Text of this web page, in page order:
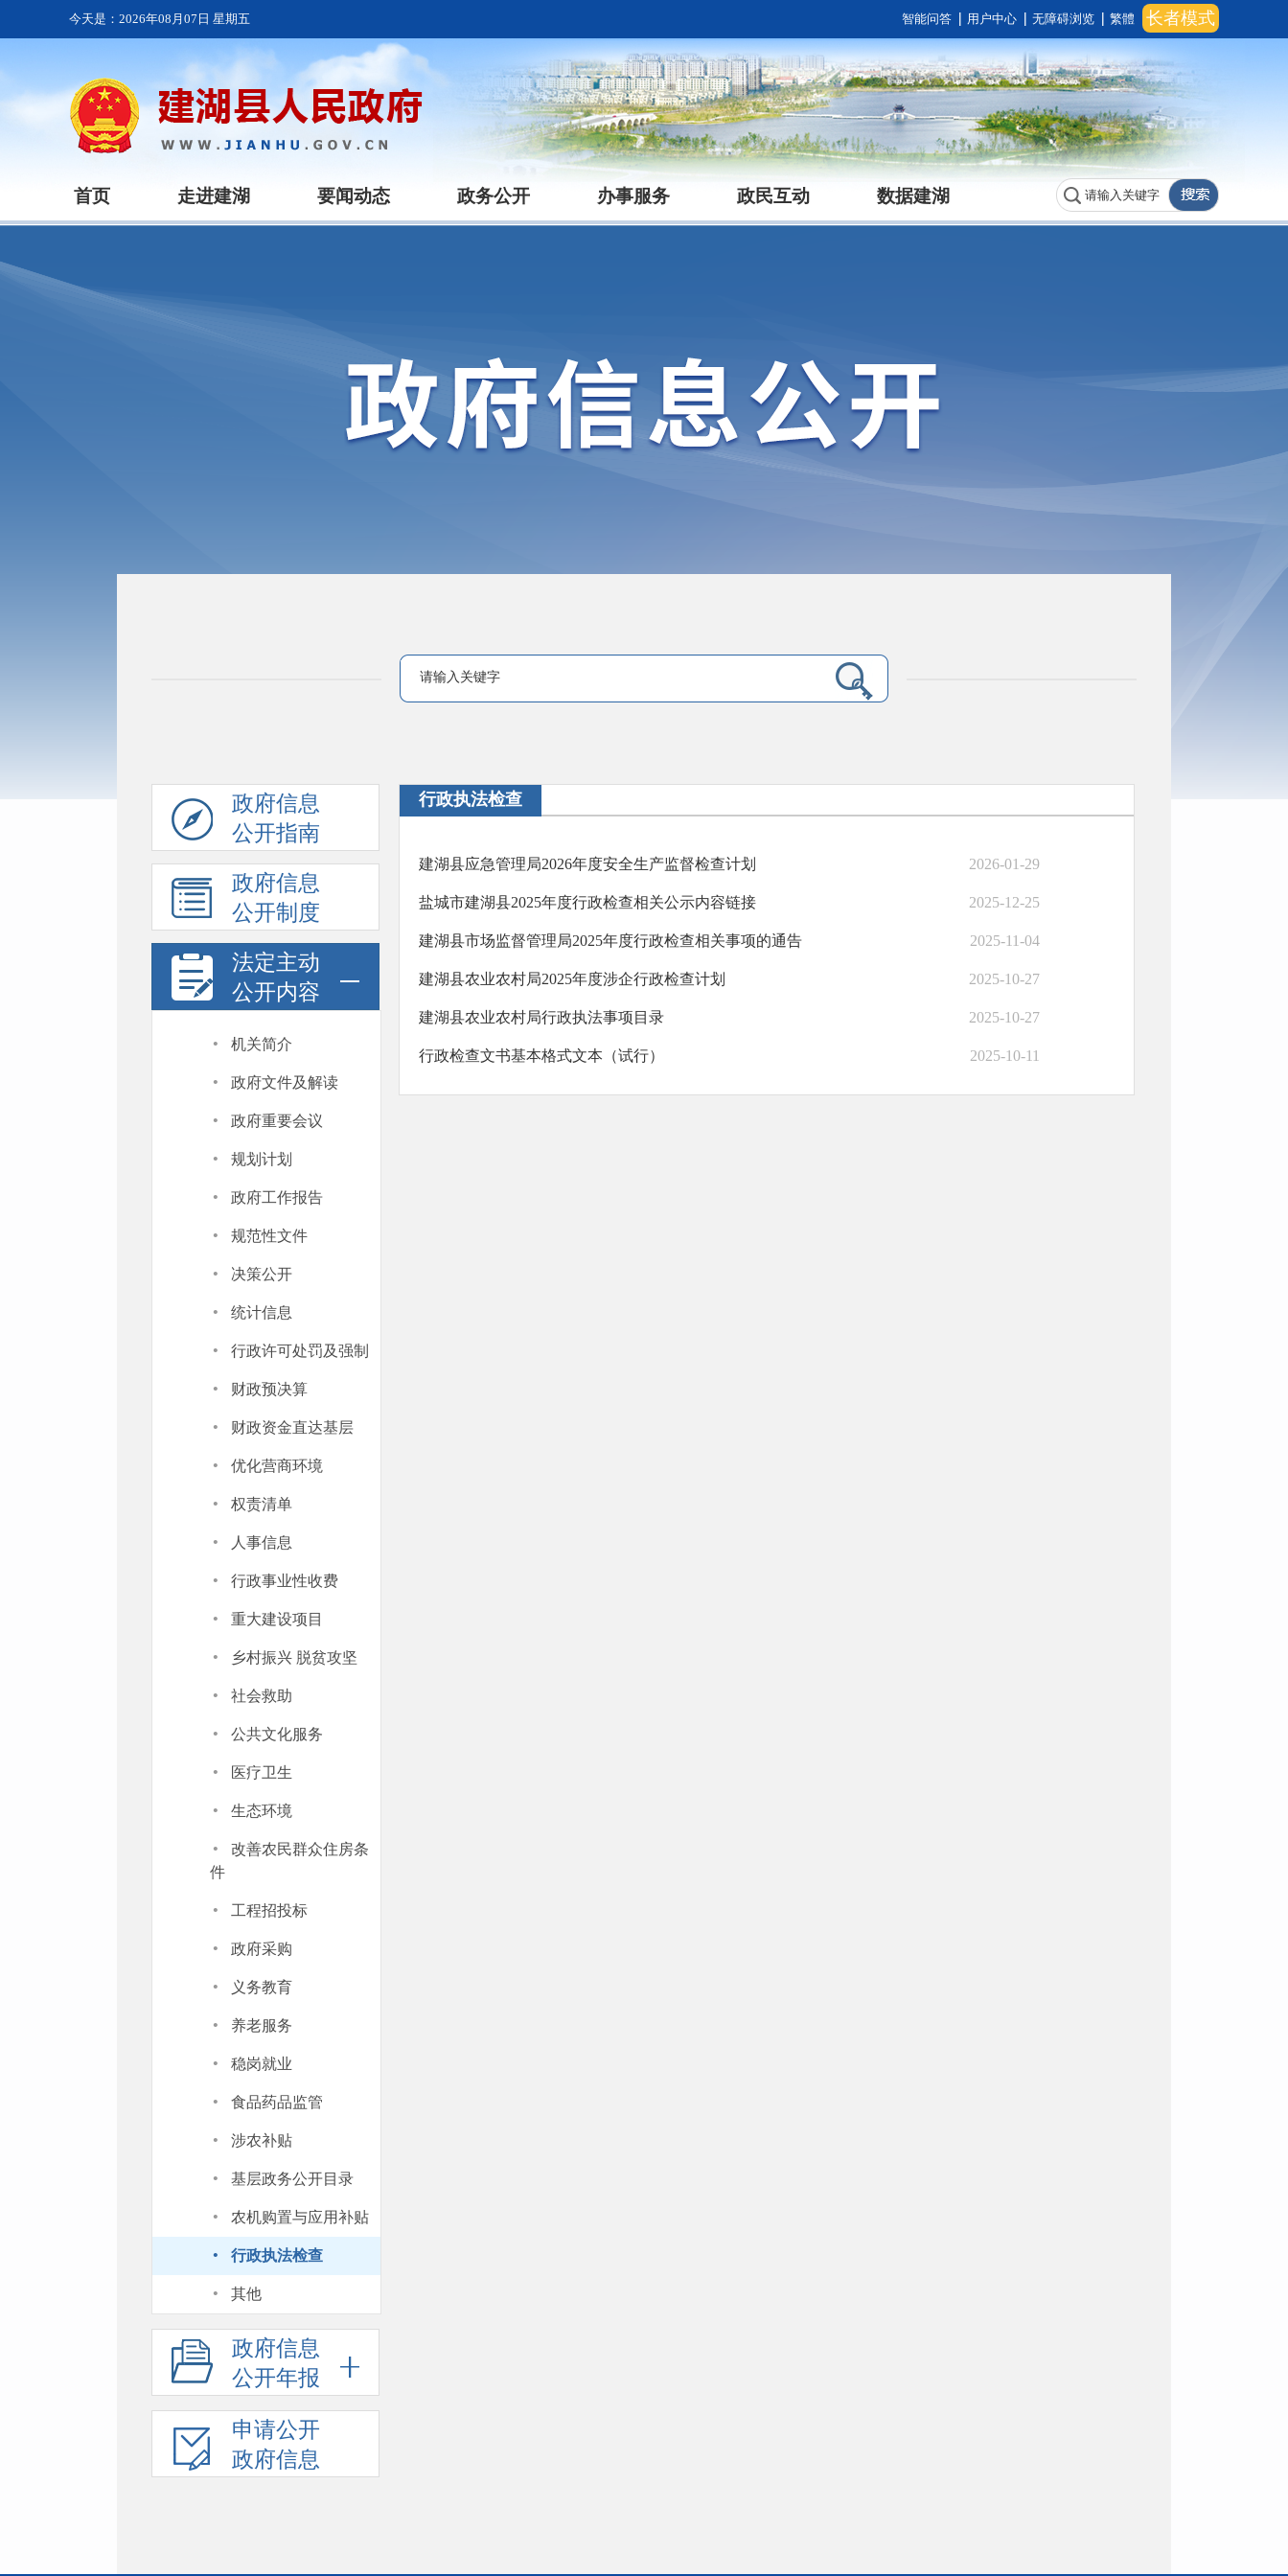
今天是： 2026年08月07日 星期五 长者模式
智能问答 用户中心 无障碍浏览 繁體
首页 走进建湖 要闻动态 政务公开 办事服务 政民互动 数据建湖
政府信息
公开指南
政府信息
公开制度
法定主动
公开内容
· 机关简介
· 政府文件及解读
· 政府重要会议
· 规划计划
· 政府工作报告
· 规范性文件
· 决策公开
· 统计信息
· 行政许可处罚及强制
· 财政预决算
· 财政资金直达基层
· 优化营商环境
· 权责清单
· 人事信息
· 行政事业性收费
· 重大建设项目
· 乡村振兴 脱贫攻坚
· 社会救助
· 公共文化服务
· 医疗卫生
· 生态环境
·
改善农民群众住房条
件
· 工程招投标
· 政府采购
· 义务教育
· 养老服务
· 稳岗就业
· 食品药品监管
· 涉农补贴
· 基层政务公开目录
· 农机购置与应用补贴
· 行政执法检查
· 其他
政府信息
公开年报
申请公开
政府信息
行政执法检查
建湖县应急管理局2026年度安全生产监督检查计划 2026-01-29
盐城市建湖县2025年度行政检查相关公示内容链接 2025-12-25
建湖县市场监督管理局2025年度行政检查相关事项的通告 2025-11-04
建湖县农业农村局2025年度涉企行政检查计划 2025-10-27
建湖县农业农村局行政执法事项目录 2025-10-27
行政检查文书基本格式文本（试行） 2025-10-11